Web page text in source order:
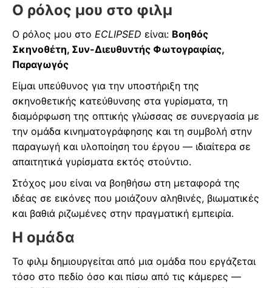
Ο ρόλος μου στο φιλμ
Ο ρόλος μου στο ECLIPSED είναι: Βοηθός
Σκηνοθέτη, Συν-Διευθυντής Φωτογραφίας,
Παραγωγός
Είμαι υπεύθυνος για την υποστήριξη της
σκηνοθετικής κατεύθυνσης στα γυρίσματα, τη
διαμόρφωση της οπτικής γλώσσας σε συνεργασία με
την ομάδα κινηματογράφησης και τη συμβολή στην
παραγωγή και υλοποίηση του έργου — ιδιαίτερα σε
απαιτητικά γυρίσματα εκτός στούντιο.
Στόχος μου είναι να βοηθήσω στη μεταφορά της
ιδέας σε εικόνες που μοιάζουν αληθινές, βιωματικές
και βαθιά ριζωμένες στην πραγματική εμπειρία.
Η ομάδα
Το φιλμ δημιουργείται από μια ομάδα που εργάζεται
τόσο στο πεδίο όσο και πίσω από τις κάμερες —